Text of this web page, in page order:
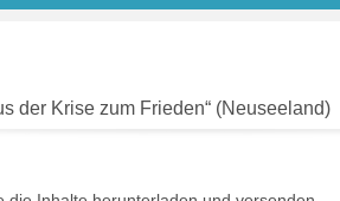
der Krise zum Frieden“ (Neuseeland)